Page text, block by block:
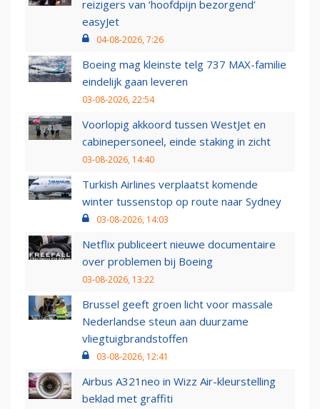
reizigers van ‘hoofdpijn bezorgend’
easyJet
04-08-2026, 7:26
Boeing mag kleinste telg 737 MAX-familie
eindelijk gaan leveren
03-08-2026, 22:54
Voorlopig akkoord tussen WestJet en
cabinepersoneel, einde staking in zicht
03-08-2026, 14:40
Turkish Airlines verplaatst komende
winter tussenstop op route naar Sydney
03-08-2026, 14:03
Netflix publiceert nieuwe documentaire
over problemen bij Boeing
03-08-2026, 13:22
Brussel geeft groen licht voor massale
Nederlandse steun aan duurzame
vliegtuigbrandstoffen
03-08-2026, 12:41
Airbus A321neo in Wizz Air-kleurstelling
beklad met graffiti